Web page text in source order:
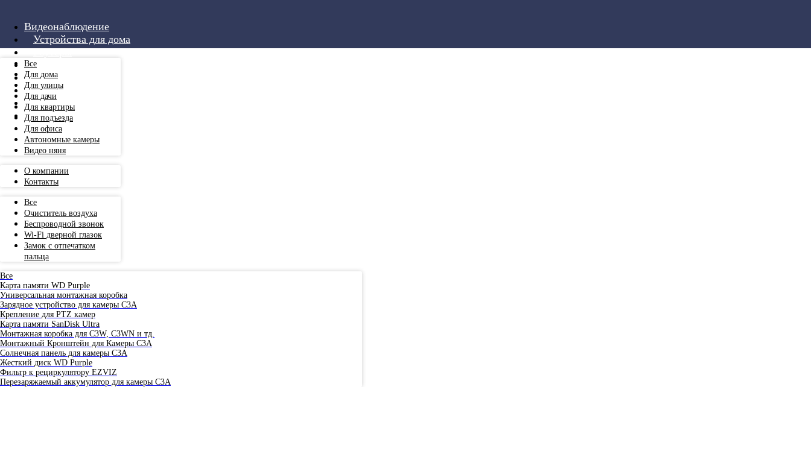
Видеонаблюдение
Устройства для дома
Роутеры
Аксессуары
Монтаж
Услуги
О компании
+7 999 501 00 84
Все
Для дома
Для улицы
Для дачи
Для квартиры
Для подъезда
Для офиса
Автономные камеры
Видео няня
О компании
Контакты
Все
Очиститель воздуха
Беспроводной звонок
Wi-Fi дверной глазок
Замок с отпечатком
пальца
Все
Карта памяти WD Purple
Универсальная монтажная коробка
Зарядное устройство для камеры C3A
Крепление для PTZ камер
Карта памяти SanDisk Ultra
Монтажная коробка для С3W, C3WN и тд.
Монтажный Кронштейн для Камеры C3A
Солнечная панель для камеры C3A
Жесткий диск WD Purple
Фильтр к рециркулятору EZVIZ
Перезаряжаемый аккумулятор для камеры C3A